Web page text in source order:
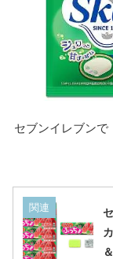
セブンイレブンで
関連